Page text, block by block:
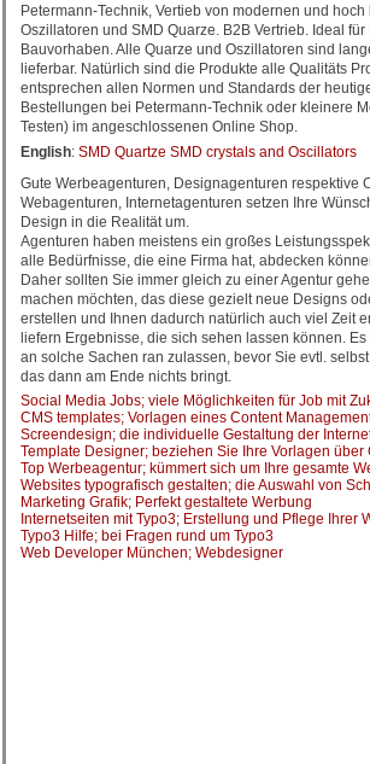
Petermann-Technik, Vertieb von modernen und hoch
Oszillatoren und SMD Quarze. B2B Vertrieb. Ideal
Bauvorhaben. Alle Quarze und Oszillatoren sind
lieferbar. Natürlich sind die Produkte alle Qualitäts
entsprechen allen Normen und Standards der
Bestellungen bei Petermann-Technik oder kleinere
Testen) im angeschlossenen Online Shop.
English: SMD Quartze SMD crystals and Oscillators
Gute Werbeagenturen, Designagenturen respektive
Webagenturen, Internetagenturen setzen Ihre
Design in die Realität um.
Agenturen haben meistens ein großes
alle Bedürfnisse, die eine Firma hat, abdecken
Daher sollten Sie immer gleich zu einer Agentur
machen möchten, das diese gezielt neue Designs
erstellen und Ihnen dadurch natürlich auch viel Zeit
liefern Ergebnisse, die sich sehen lassen können.
an solche Sachen ran zulassen, bevor Sie evtl.
das dann am Ende nichts bringt.
Social Media Jobs; viele Möglichkeiten für Job mit
CMS templates; Vorlagen eines Content
Screendesign; die individuelle Gestaltung der
Template Designer; beziehen Sie Ihre Vorlagen über
Top Werbeagentur; kümmert sich um Ihre gesamte
Websites typografisch gestalten; die Auswahl von
Marketing Grafik; Perfekt gestaltete Werbung
Internetseiten mit Typo3; Erstellung und Pflege Ihrer
Typo3 Hilfe; bei Fragen rund um Typo3
Web Developer München; Webdesigner